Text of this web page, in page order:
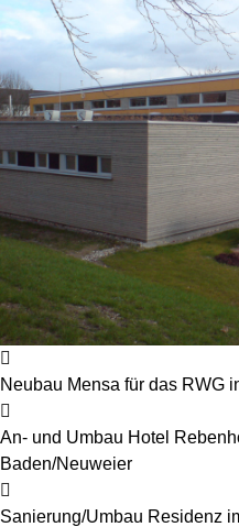
Neubau Mensa für das RWG
An- und Umbau Hotel
Baden/Neuweier
Sanierung/Umbau Residenz